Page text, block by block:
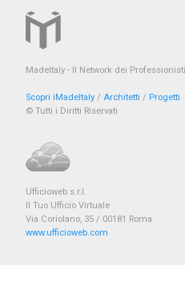
MadeItaly - Il Network dei
Scopri iMadeItaly / Architetti / Progetti
© Tutti i Diritti Riservati
Ufficioweb s.r.l.
Il Tuo Ufficio Virtuale
Via Coriolano, 35 / 00181 Roma
www.ufficioweb.com